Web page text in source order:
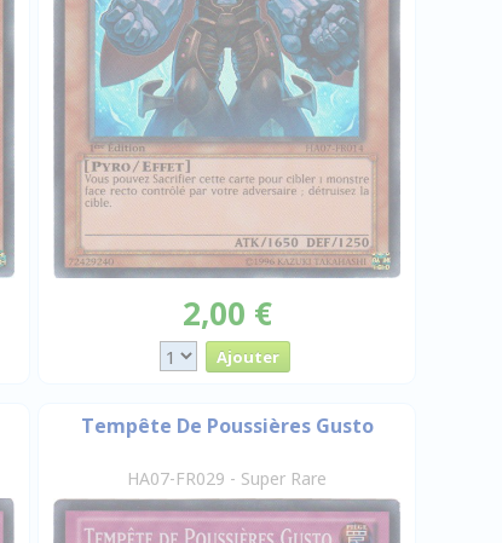
2,00 €
Tempête De Poussières Gusto
HA07-FR029 - Super Rare